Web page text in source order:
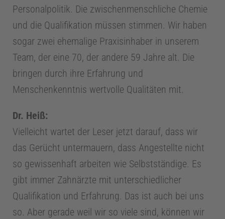
Personalpolitik. Die zwischenmenschliche Chemie
und die Qualifikation müssen stimmen. Wir haben
sogar zwei ehemalige Praxisinhaber in unserem
Team, der eine 70, der andere 59 Jahre alt. Die
bringen durch ihre Erfahrung und
Menschenkenntnis wertvolle Qualitäten mit.
Dr. Heiß:
Vielleicht wartet der Leser jetzt darauf, dass wir
das Gerücht untermauern, dass Angestellte nicht
so gewissenhaft arbeiten wie Selbstständige. Es
gibt immer Zahnärzte mit unterschiedlicher
Qualifikation und Erfahrung. Das ist auch bei uns
so. Aber gerade weil wir so viele sind, können wir